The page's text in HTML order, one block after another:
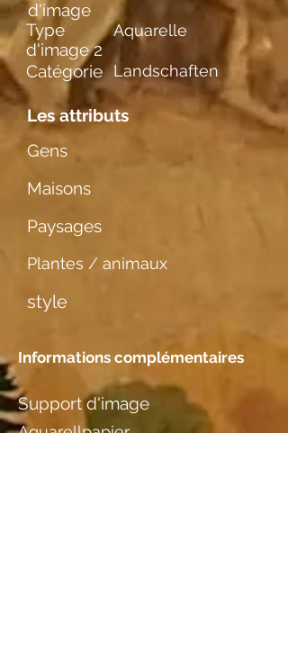
d'image
Type
d'image 2
Aquarelle
Catégorie Landschaften
Les attributs
Gens
Maisons
Paysages
Plantes / animaux
style
Informations complémentaires
Support d'image
Aquarellpapier